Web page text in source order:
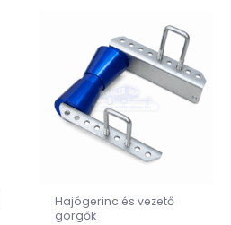
Hajógerinc és vezető
görgők